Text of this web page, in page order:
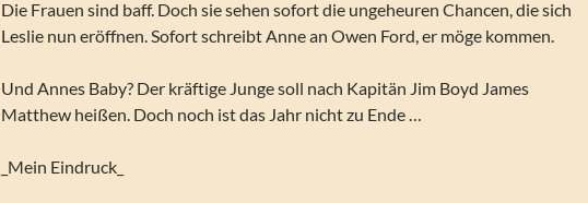
Die Frauen sind baff. Doch sie sehen sofort die ungeheuren Chancen, die sich
Leslie nun eröffnen. Sofort schreibt Anne an Owen Ford, er möge kommen.
Und Annes Baby? Der kräftige Junge soll nach Kapitän Jim Boyd James
Matthew heißen. Doch noch ist das Jahr nicht zu Ende …
_Mein Eindruck_